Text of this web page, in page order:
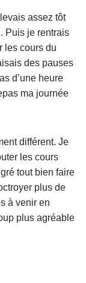
assez tôt
Puis je rentrais
les cours du
des pauses
d’une heure
ma journée
différent. Je
les cours
tout bien faire
plus de
à venir en
plus agréable